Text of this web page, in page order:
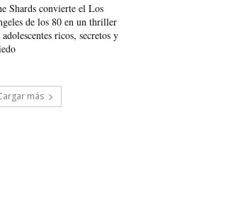
Shards convierte el Los
de los 80 en un thriller
adolescentes ricos, secretos y
más